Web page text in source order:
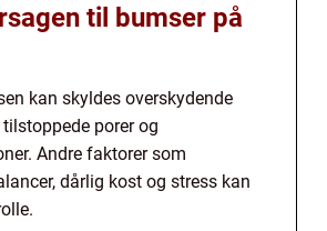
til bumser på
kan skyldes overskydende
porer og
Andre faktorer som
dårlig kost og stress kan